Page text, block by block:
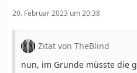
20. Februar 2023 um 20:38
Zitat von TheBlind
nun, im Grunde müsste die